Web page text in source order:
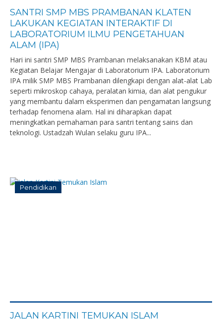
SANTRI SMP MBS PRAMBANAN KLATEN
LAKUKAN KEGIATAN INTERAKTIF DI
LABORATORIUM ILMU PENGETAHUAN
ALAM (IPA)
Hari ini santri SMP MBS Prambanan melaksanakan KBM atau
Kegiatan Belajar Mengajar di Laboratorium IPA. Laboratorium
IPA milik SMP MBS Prambanan dilengkapi dengan alat-alat Lab
seperti mikroskop cahaya, peralatan kimia, dan alat pengukur
yang membantu dalam eksperimen dan pengamatan langsung
terhadap fenomena alam. Hal ini diharapkan dapat
meningkatkan pemahaman para santri tentang sains dan
teknologi. Ustadzah Wulan selaku guru IPA...
Pendidikan
JALAN KARTINI TEMUKAN ISLAM